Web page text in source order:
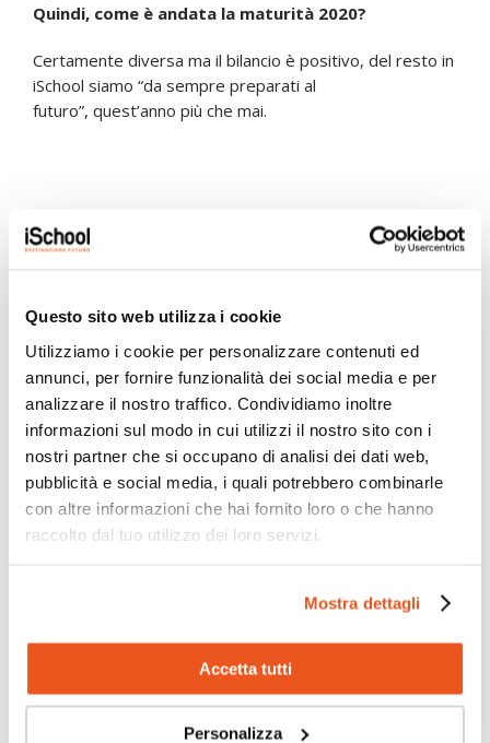
Questo sito web utilizza i cookie
Utilizziamo i cookie per personalizzare contenuti ed
annunci, per fornire funzionalità dei social media e per
analizzare il nostro traffico. Condividiamo inoltre
informazioni sul modo in cui utilizzi il nostro sito con i
nostri partner che si occupano di analisi dei dati web,
pubblicità e social media, i quali potrebbero combinarle
con altre informazioni che hai fornito loro o che hanno
raccolto dal tuo utilizzo dei loro servizi.
Mostra dettagli
Accetta tutti
Personalizza
Quindi, come è andata la maturità 2020?
Certamente diversa ma il bilancio è positivo, del resto in
iSchool siamo “da sempre preparati al
futuro”, quest’anno più che mai.
LE STORIE PIÙ RECENTI
iSchool ha partecipato all’indagine
Quest’anno il nostro Istituto ha preso parte al progetto
“HBSC – Health Behaviour in School-aged...